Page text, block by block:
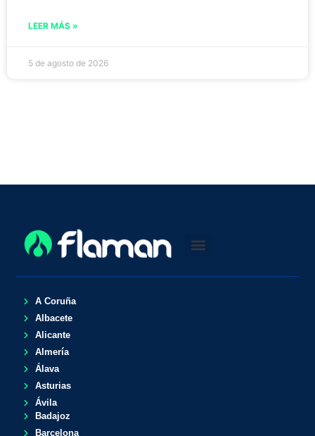
LEER MÁS »
5 de agosto de 2026
A Coruña
Albacete
Alicante
Almería
Álava
Asturias
Ávila
Badajoz
Barcelona